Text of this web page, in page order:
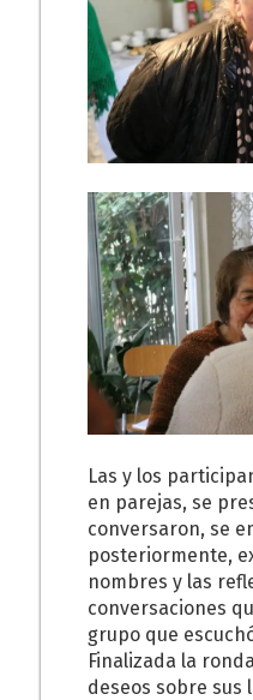
Las y los
en parejas, se
conversaron, se
posteriormente,
nombres y las
conversaciones
grupo que
Finalizada la
deseos sobre sus